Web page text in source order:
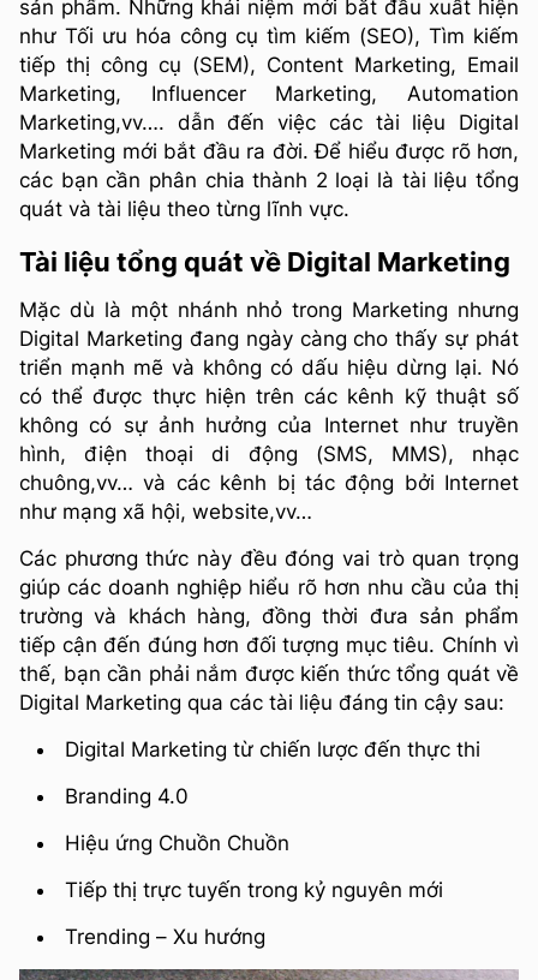
sản phẩm. Những khái niệm mới bắt đầu xuất hiện
như Tối ưu hóa công cụ tìm kiếm (SEO), Tìm kiếm
tiếp thị công cụ (SEM), Content Marketing, Email
Marketing, Influencer Marketing, Automation
Marketing,vv…. dẫn đến việc các tài liệu Digital
Marketing mới bắt đầu ra đời. Để hiểu được rõ hơn,
các bạn cần phân chia thành 2 loại là tài liệu tổng
quát và tài liệu theo từng lĩnh vực.
Tài liệu tổng quát về Digital Marketing
Mặc dù là một nhánh nhỏ trong Marketing nhưng
Digital Marketing đang ngày càng cho thấy sự phát
triển mạnh mẽ và không có dấu hiệu dừng lại. Nó
có thể được thực hiện trên các kênh kỹ thuật số
không có sự ảnh hưởng của Internet như truyền
hình, điện thoại di động (SMS, MMS), nhạc
chuông,vv… và các kênh bị tác động bởi Internet
như mạng xã hội, website,vv…
Các phương thức này đều đóng vai trò quan trọng
giúp các doanh nghiệp hiểu rõ hơn nhu cầu của thị
trường và khách hàng, đồng thời đưa sản phẩm
tiếp cận đến đúng hơn đối tượng mục tiêu. Chính vì
thế, bạn cần phải nắm được kiến thức tổng quát về
Digital Marketing qua các tài liệu đáng tin cậy sau:
Digital Marketing từ chiến lược đến thực thi
Branding 4.0
Hiệu ứng Chuồn Chuồn
Tiếp thị trực tuyến trong kỷ nguyên mới
Trending – Xu hướng